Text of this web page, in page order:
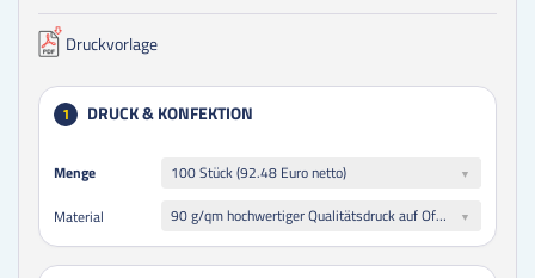
Druckvorlage
1 DRUCK & KONFEKTION
Menge 100 Stück (92.48 Euro netto)
Menge
Material 90 g/qm hochwertiger Qualitätsdruck auf Offsetpapier weiß (beschreibbar, Inkjet- und Laserdruck geeignet)